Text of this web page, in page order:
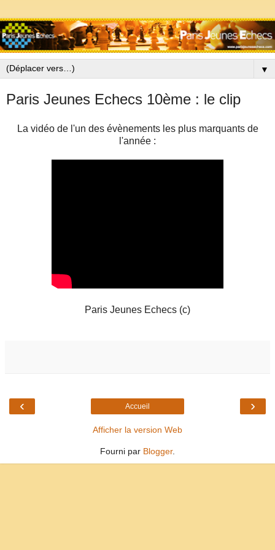
▼
Paris Jeunes Echecs 10ème : le clip
La vidéo de l'un des évènements les plus marquants de
l'année :
Paris Jeunes Echecs (c)
‹ ›
Accueil
Afficher la version Web
Fourni par Blogger.